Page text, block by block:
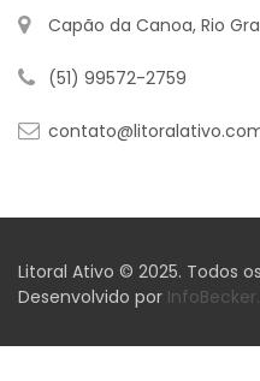
Capão da Canoa, Rio
(51) 99572-2759
Litoral Ativo © 2025. Todos
Desenvolvido por